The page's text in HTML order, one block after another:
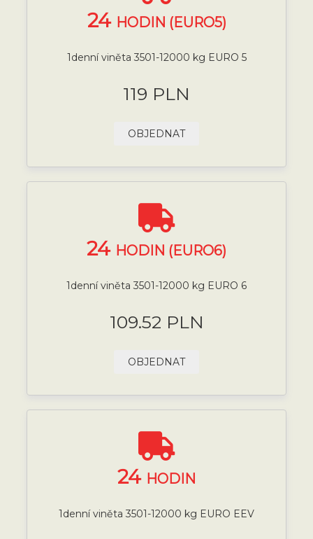
24 HODIN (EURO5)
1denní viněta 3501-12000 kg EURO 5
119 PLN
OBJEDNAT
24 HODIN (EURO6)
1denní viněta 3501-12000 kg EURO 6
109.52 PLN
OBJEDNAT
24 HODIN
1denní viněta 3501-12000 kg EURO EEV